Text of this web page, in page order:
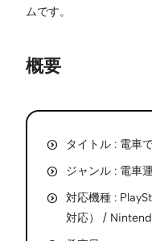
ムです。
概要
タイトル : 電車
ジャンル : 電車
対応機種 :
対応） /